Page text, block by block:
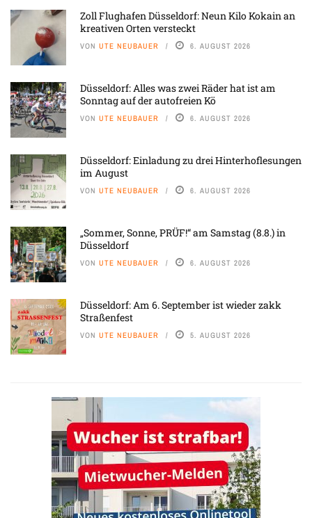
Zoll Flughafen Düsseldorf: Neun Kilo Kokain an
kreativen Orten versteckt
VON UTE NEUBAUER 6. AUGUST 2026
Düsseldorf: Alles was zwei Räder hat ist am
Sonntag auf der autofreien Kö
VON UTE NEUBAUER 6. AUGUST 2026
Düsseldorf: Einladung zu drei Hinterhoflesungen
im August
VON UTE NEUBAUER 6. AUGUST 2026
„Sommer, Sonne, PRÜF!“ am Samstag (8.8.) in
Düsseldorf
VON UTE NEUBAUER 6. AUGUST 2026
Düsseldorf: Am 6. September ist wieder zakk
Straßenfest
VON UTE NEUBAUER 5. AUGUST 2026